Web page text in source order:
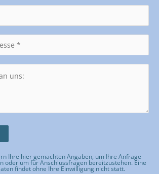
Ihre hier gemachten Angaben, um Ihre Anfrage
oder um für Anschlussfragen bereitzustehen. Eine
findet ohne Ihre Einwilligung nicht statt.